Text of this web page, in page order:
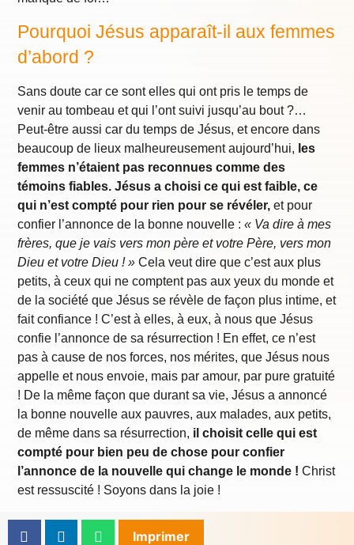
Pourquoi Jésus apparaît-il aux femmes
d’abord ?
Sans doute car ce sont elles qui ont pris le temps de
venir au tombeau et qui l’ont suivi jusqu’au bout ?…
Peut-être aussi car du temps de Jésus, et encore dans
beaucoup de lieux malheureusement aujourd’hui, les
femmes n’étaient pas reconnues comme des
témoins fiables. Jésus a choisi ce qui est faible, ce
qui n’est compté pour rien pour se révéler, et pour
confier l’annonce de la bonne nouvelle :« Va dire à mes
frères, que je vais vers mon père et votre Père, vers mon
Dieu et votre Dieu ! » Cela veut dire que c’est aux plus
petits, à ceux qui ne comptent pas aux yeux du monde et
de la société que Jésus se révèle de façon plus intime, et
fait confiance ! C’est à elles, à eux, à nous que Jésus
confie l’annonce de sa résurrection ! En effet, ce n’est
pas à cause de nos forces, nos mérites, que Jésus nous
appelle et nous envoie, mais par amour, par pure gratuité
! De la même façon que durant sa vie, Jésus a annoncé
la bonne nouvelle aux pauvres, aux malades, aux petits,
de même dans sa résurrection, il choisit celle qui est
compté pour bien peu de chose pour confier
l’annonce de la nouvelle qui change le monde ! Christ
est ressuscité ! Soyons dans la joie !
Imprimer